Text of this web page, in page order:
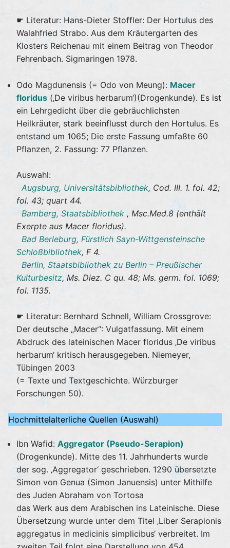
☛ Literatur: Hans-Dieter Stoffler: Der Hortulus des
Walahfried Strabo. Aus dem Kräutergarten des
Klosters Reichenau mit einem Beitrag von Theodor
Fehrenbach. Sigmaringen 1978.
Odo Magdunensis (= Odo von Meung): Macer
floridus (‚De viribus herbarum‘)(Drogenkunde). Es ist
ein Lehrgedicht über die gebräuchlichsten
Heilkräuter, stark beeinflusst durch den Hortulus. Es
entstand um 1065; Die erste Fassung umfaßte 60
Pflanzen, 2. Fassung: 77 Pflanzen.
Auswahl:
Augsburg, Universitätsbibliothek, Cod. III. 1. fol. 42;
fol. 43; quart 44.
Bamberg, Staatsbibliothek , Msc.Med.8 (enthält
Exerpte aus Macer floridus).
Bad Berleburg, Fürstlich Sayn-Wittgensteinsche
Schloßbibliothek, F 4.
Berlin, Staatsbibliothek zu Berlin – Preußischer
Kulturbesitz, Ms. Diez. C qu. 48; Ms. germ. fol. 1069;
fol. 1135.
☛ Literatur: Bernhard Schnell, William Crossgrove:
Der deutsche „Macer“: Vulgatfassung. Mit einem
Abdruck des lateinischen Macer floridus ‚De viribus
herbarum‘ kritisch herausgegeben. Niemeyer,
Tübingen 2003
(= Texte und Textgeschichte. Würzburger
Forschungen 50).
Hochmittelalterliche Quellen (Auswahl)
Ibn Wafid: Aggregator (Pseudo-Serapion)
(Drogenkunde). Mitte des 11. Jahrhunderts wurde
der sog. ‚Aggregator‘ geschrieben. 1290 übersetzte
Simon von Genua (Simon Januensis) unter Mithilfe
des Juden Abraham von Tortosa
das Werk aus dem Arabischen ins Lateinische. Diese
Übersetzung wurde unter dem Titel ‚Liber Serapionis
aggregatus in medicinis simplicibus‘ verbreitet. Im